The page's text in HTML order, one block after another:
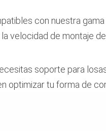
con nuestra
velocidad de montaje
soporte para
optimizar tu forma de